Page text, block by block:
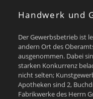
Handwerk und
Der Gewerbsbetrieb ist
andern Ort des
ausgenommen. Dabei
starken Konkurrenz
nicht selten;
Apotheken sind 2,
Fabrikwerke des Herrn